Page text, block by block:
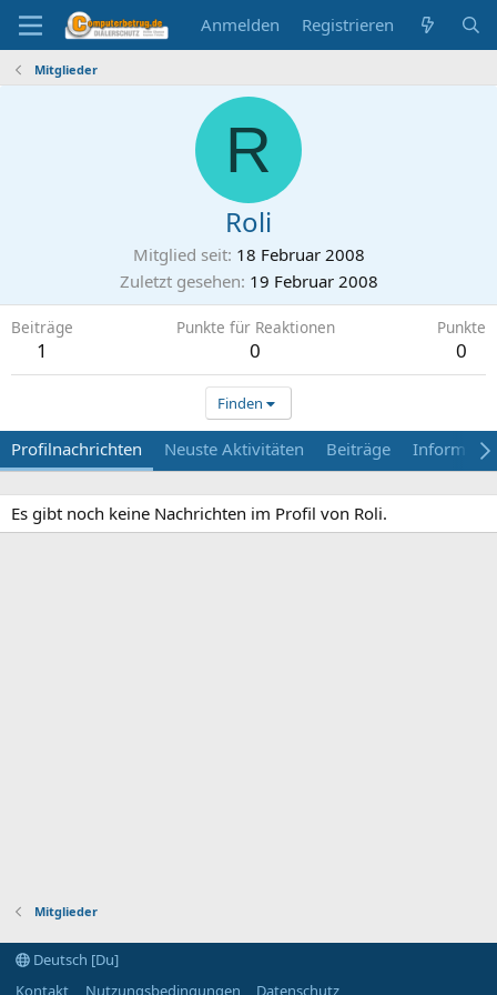
Anmelden Registrieren
Mitglieder
R
Roli
Mitglied seit 18 Februar 2008
Zuletzt gesehen 19 Februar 2008
Beiträge
1
Punkte für Reaktionen
0
Punkte
0
Finden
Profilnachrichten Neuste Aktivitäten Beiträge
Es gibt noch keine Nachrichten im Profil von Roli.
Mitglieder
Deutsch [Du]
Kontakt
Nutzungsbedingungen Datenschutz